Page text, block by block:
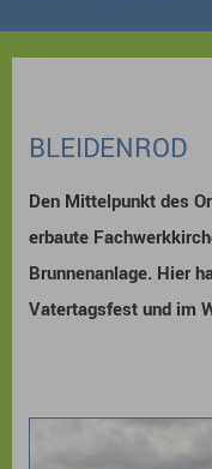
BLEIDENROD
Den Mittelpunkt des
erbaute
Brunnenanlage. Hier
Vatertagsfest und im